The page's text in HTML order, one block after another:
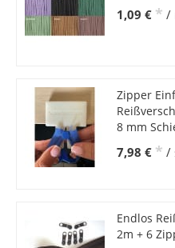
1,09 € * /
Zipper
8 mm
7,98 € * /
Endlos
2m + 6